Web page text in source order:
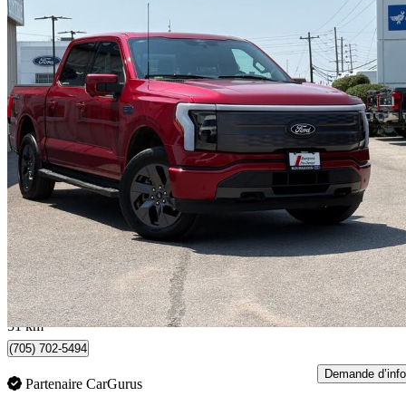
2024 Ford F-150 Lightning
Lariat SuperCrew AWD81 188 km
70 995 $ Bonne
1 245 $/mois env.
Midland, ON
51 km
(705) 702-5494
Partenaire CarGurus
Demande d’info